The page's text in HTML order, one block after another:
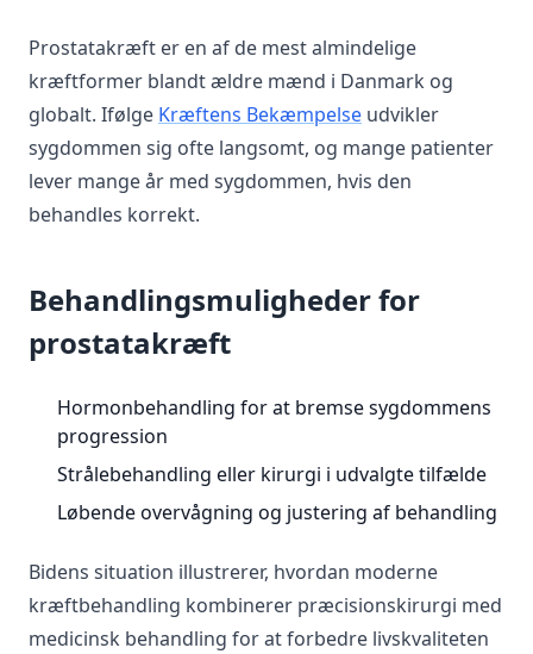
Prostatakræft er en af de mest almindelige
kræftformer blandt ældre mænd i Danmark og
globalt. Ifølge Kræftens Bekæmpelse udvikler
sygdommen sig ofte langsomt, og mange patienter
lever mange år med sygdommen, hvis den
behandles korrekt.
Behandlingsmuligheder for
prostatakræft
Hormonbehandling for at bremse sygdommens
progression
Strålebehandling eller kirurgi i udvalgte tilfælde
Løbende overvågning og justering af behandling
Bidens situation illustrerer, hvordan moderne
kræftbehandling kombinerer præcisionskirurgi med
medicinsk behandling for at forbedre livskvaliteten